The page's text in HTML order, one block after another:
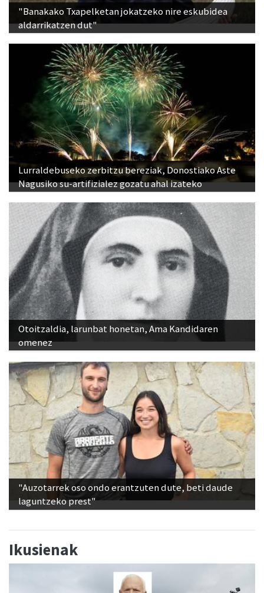
"Banakako Txapelketan jokatzeko nire eskubidea
aldarrikatzen dut"
Lurraldebuseko zerbitzu bereziak, Donostiako Aste
Nagusiko su-artifizialez gozatu ahal izateko
Otoitzaldia, larunbat honetan, Ama Kandidaren
omenez
"Auzotarrek oso ondo erantzuten dute, beti daude
laguntzeko prest"
Ikusienak